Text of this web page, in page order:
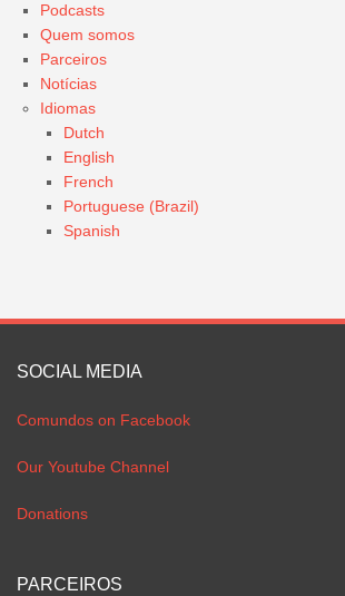
Podcasts
Quem somos
Parceiros
Notícias
Idiomas
Dutch
English
French
Portuguese (Brazil)
Spanish
SOCIAL MEDIA
Comundos on Facebook
Our Youtube Channel
Donations
PARCEIROS